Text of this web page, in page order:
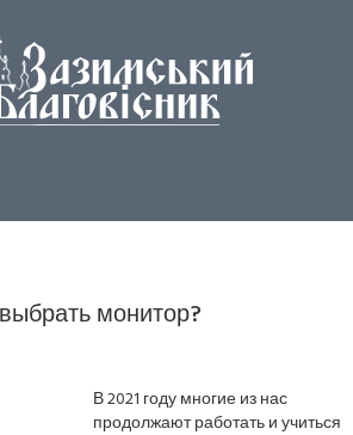
монитор?
В 2021 году многие из нас
продолжают работать и учиться